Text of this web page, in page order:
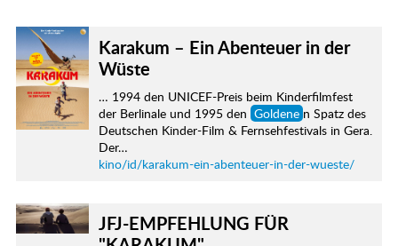
Karakum – Ein Abenteuer in der
Wüste
… 1994 den UNICEF-Preis beim Kinderfilmfest
der Berlinale und 1995 den Goldene n Spatz des
Deutschen Kinder-Film & Fernsehfestivals in Gera.
Der…
kino/id/karakum-ein-abenteuer-in-der-wueste/
JFJ-EMPFEHLUNG FÜR